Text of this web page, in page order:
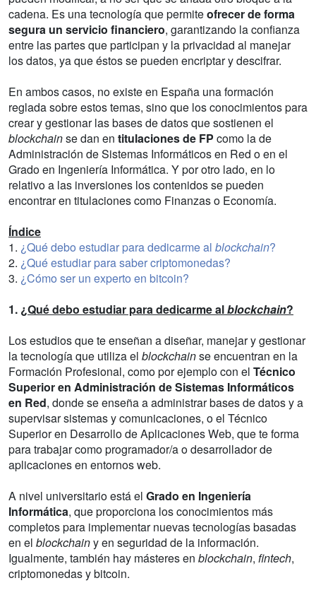
cadena. Es una tecnología que permiteofrecer de forma
segura un servicio financiero, garantizando la confianza
entre las partes que participan y la privacidad al manejar
los datos, ya que éstos se pueden encriptar y descifrar.
En ambos casos, no existe en España una formación
reglada sobre estos temas, sino que los conocimientos para
crear y gestionar las bases de datos que sostienen el
blockchainse dan en titulaciones de FP como la de
Administración de Sistemas Informáticos en Red o en el
Grado en Ingeniería Informática. Y por otro lado, en lo
relativo a las inversiones los contenidos se pueden
encontrar en titulaciones como Finanzas o Economía.
Índice
1. ¿Qué debo estudiar para dedicarme al blockchain?
2. ¿Qué estudiar para saber criptomonedas?
3. ¿Cómo ser un experto en bitcoin?
1. ¿Qué debo estudiar para dedicarme alblockchain?
Los estudios que te enseñan a diseñar, manejar y gestionar
la tecnología que utiliza el blockchainse encuentran en la
Formación Profesional, como por ejemplo con el Técnico
Superior en Administración de Sistemas Informáticos
en Red, donde se enseña a administrar bases de datos y a
supervisar sistemas y comunicaciones, o el Técnico
Superior en Desarrollo de Aplicaciones Web, que te forma
para trabajar como programador/a o desarrollador de
aplicaciones en entornos web.
A nivel universitario está el Grado en Ingeniería
Informática, que proporciona los conocimientos más
completos para implementar nuevas tecnologías basadas
en el blockchainy en seguridad de la información.
Igualmente, también hay másteres en blockchain, fintech,
criptomonedas y bitcoin.